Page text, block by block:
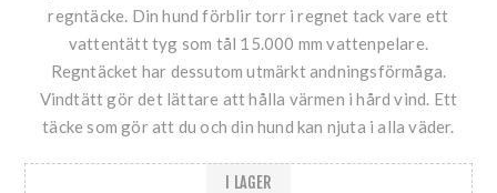
regntäcke. Din hund förblir torr i regnet tack vare ett
vattentätt tyg som tål 15.000 mm vattenpelare.
Regntäcket har dessutom utmärkt andningsförmåga.
Vindtätt gör det lättare att hålla värmen i hård vind. Ett
täcke som gör att du och din hund kan njuta i alla väder.
I LAGER